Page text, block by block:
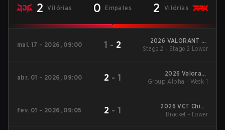
2 Vitórias 0 Empates 2 Vitórias
mai. 17 - 2026, 09:00 1 - 2
2026 VALORANT at
Esports World Cup
Stage 2 - Stage 2 Lower
abr. 01 - 2026, 09:00 2 - 1
2026 Valorant
Champions Tour:
Group Alpha - Week 1
fev. 01 - 2026, 09:05 2 - 1
2026 VCT China
Kickoff
Bracket - Lower